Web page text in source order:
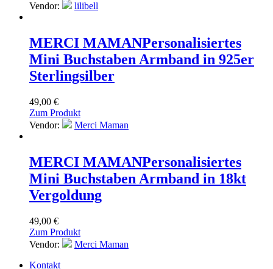
Vendor:
lilibell
MERCI MAMANPersonalisiertes
Mini Buchstaben Armband in 925er
Sterlingsilber
49,00 €
Zum Produkt
Vendor:
Merci Maman
MERCI MAMANPersonalisiertes
Mini Buchstaben Armband in 18kt
Vergoldung
49,00 €
Zum Produkt
Vendor:
Merci Maman
Kontakt